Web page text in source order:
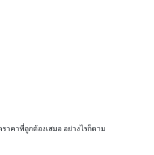
าคาที่ถูกต้องเสมอ อย่างไรก็ตาม